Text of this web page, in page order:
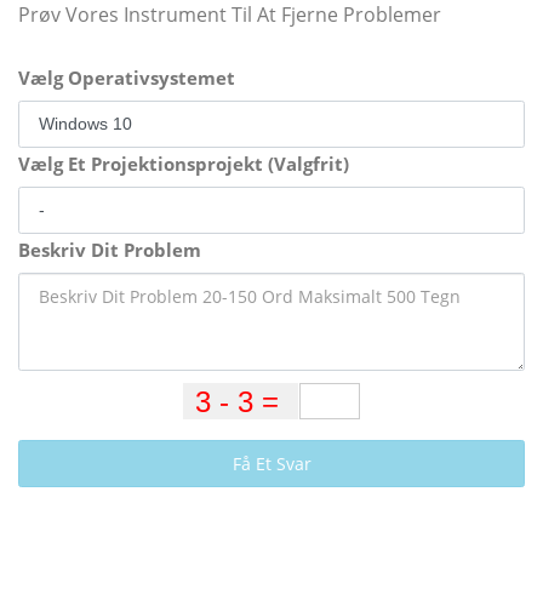
Prøv Vores Instrument Til At Fjerne Problemer
Vælg Operativsystemet
Vælg Et Projektionsprojekt (Valgfrit)
Beskriv Dit Problem
Få Et Svar